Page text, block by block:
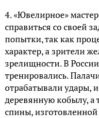
4. «Ювелирное»
справиться со своей
попытки, так как
характер, а зрители
зрелищности. В
тренировались.
отрабатывали удары,
деревянную кобылу, а
спины,